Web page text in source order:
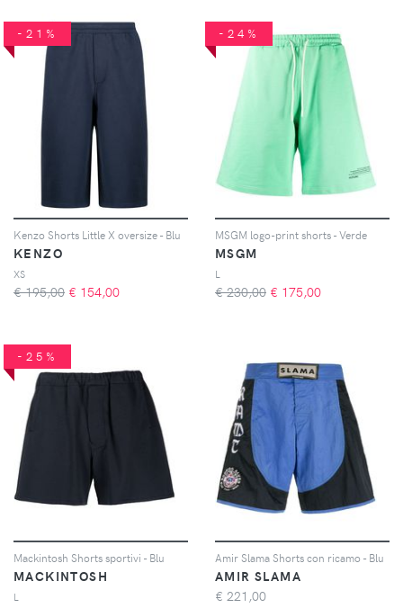
-21%
Kenzo Shorts Little X oversize - Blu
KENZO
XS
€ 195,00 € 154,00
-24%
MSGM logo-print shorts - Verde
MSGM
L
€ 230,00 € 175,00
-25%
Mackintosh Shorts sportivi - Blu
MACKINTOSH
L
Amir Slama Shorts con ricamo - Blu
AMIR SLAMA
€ 221,00